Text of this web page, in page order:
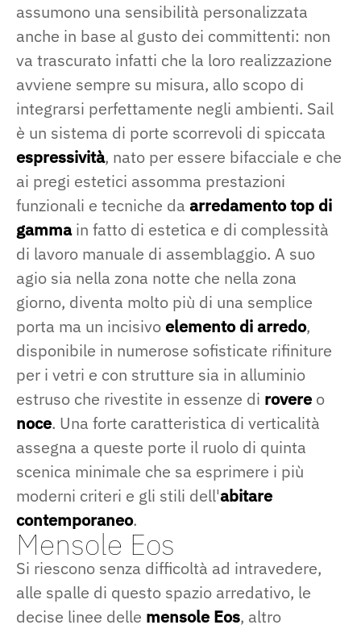
assumono una sensibilità personalizzata
anche in base al gusto dei committenti: non
va trascurato infatti che la loro realizzazione
avviene sempre su misura, allo scopo di
integrarsi perfettamente negli ambienti. Sail
è un sistema di porte scorrevoli di spiccata
espressività, nato per essere bifacciale e che
ai pregi estetici assomma prestazioni
funzionali e tecniche da arredamento top di
gammain fatto di estetica e di complessità
di lavoro manuale di assemblaggio. A suo
agio sia nella zona notte che nella zona
giorno, diventa molto più di una semplice
porta ma un incisivoelemento di arredo,
disponibile in numerose sofisticate rifiniture
per i vetri e con strutture sia in alluminio
estruso che rivestite in essenze di rovere o
noce. Una forte caratteristica di verticalità
assegna a queste porte il ruolo di quinta
scenica minimale che sa esprimere i più
moderni criteri e gli stili dell'abitare
contemporaneo.
Mensole Eos
Si riescono senza difficoltà ad intravedere,
alle spalle di questo spazio arredativo, le
decise linee delle mensole Eos, altro